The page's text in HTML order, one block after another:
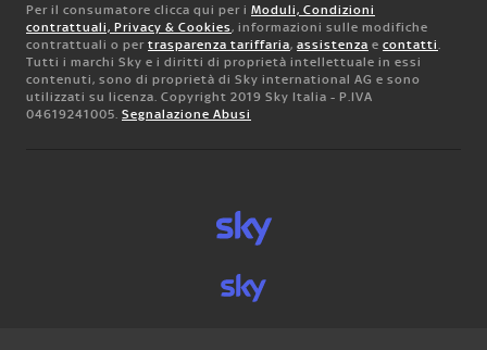
Per il consumatore clicca qui per i Moduli, Condizioni
contrattuali, Privacy & Cookies, informazioni sulle modifiche
contrattuali o per trasparenza tariffaria, assistenza e contatti.
Tutti i marchi Sky e i diritti di proprietà intellettuale in essi
contenuti, sono di proprietà di Sky international AG e sono
utilizzati su licenza. Copyright 2019 Sky Italia - P.IVA
04619241005. Segnalazione Abusi